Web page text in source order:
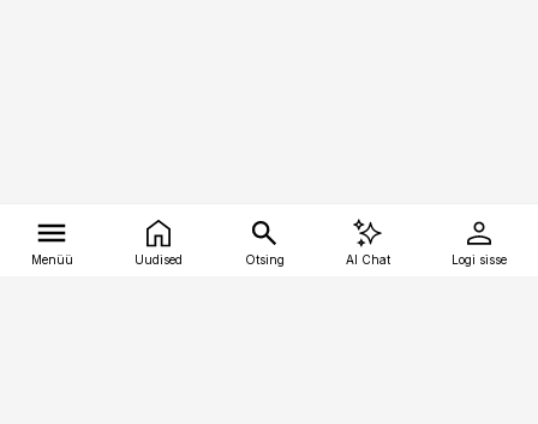
Menüü Uudised Otsing AI Chat Logi sisse